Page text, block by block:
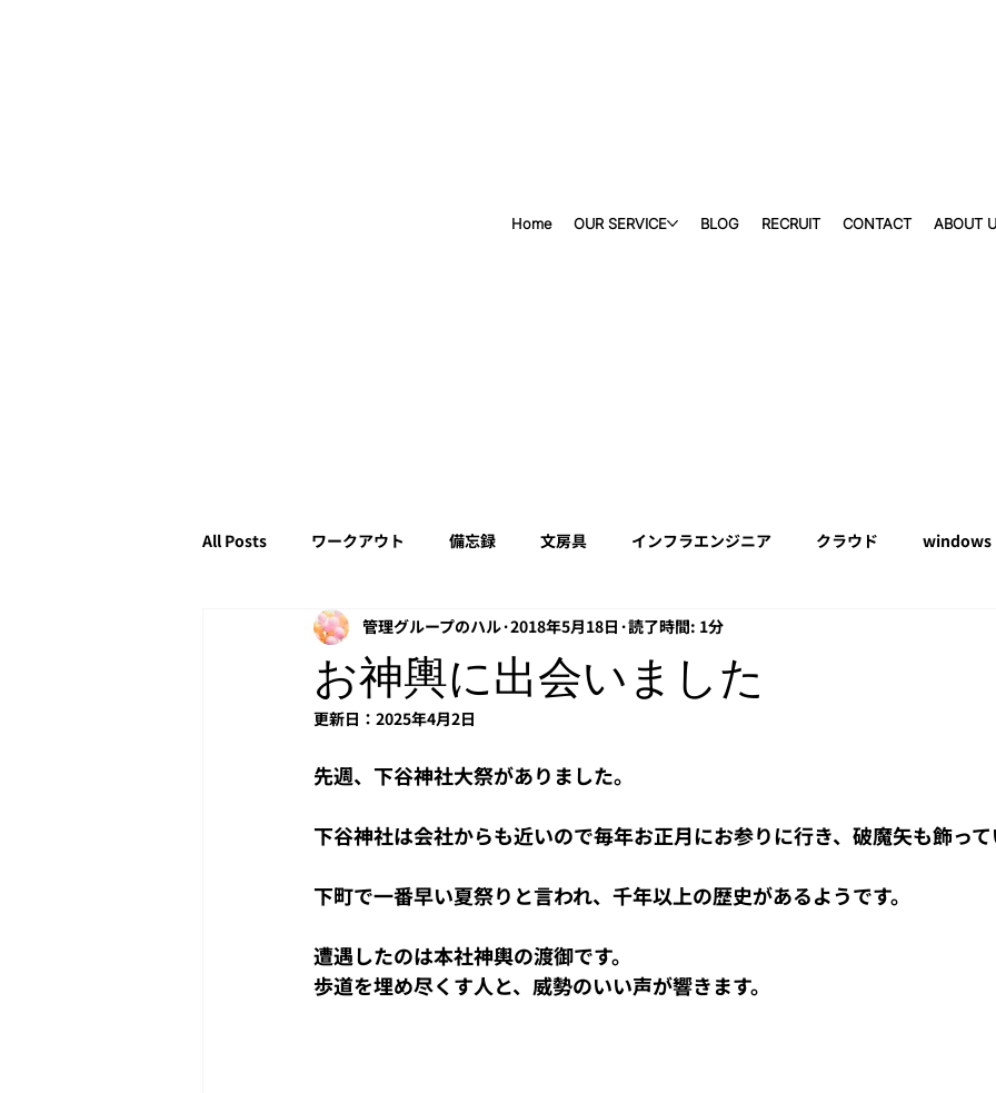
Home OUR SERVICE BLOG RECRUIT CONTACT ABOUT
All Posts ワークアウト 備忘録 文房具 インフラエンジニア クラウド windows
アクティベーション PAC プロキシ EOF 借り入れ
Windows 投資 NetApp
お神輿に出会いました
管理グループのハル 2018年5月18日 読了時間: 1分
更新日： 2025年4月2日
先週、下谷神社大祭がありました。
下谷神社は会社からも近いので毎年お正月にお参りに行き、破魔矢も飾っ
下町で一番早い夏祭りと言われ、千年以上の歴史があるようです。
遭遇したのは本社神輿の渡御です。
歩道を埋め尽くす人と、威勢のいい声が響きます。